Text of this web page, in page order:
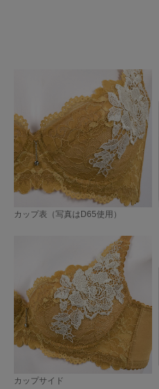
カップ表（写真はD65使用）
カップサイド